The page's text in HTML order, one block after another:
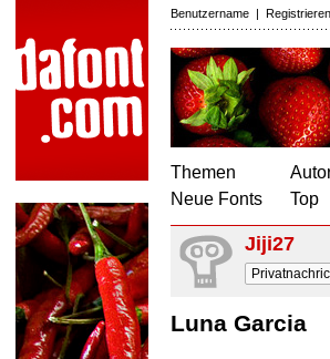
Benutzername | Registrieren
Themen
Neue Fonts
Top
Jiji27
Luna Garcia